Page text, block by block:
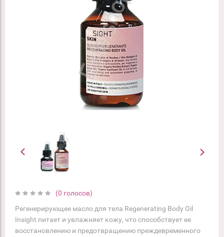
(0 голосов)
Регенерирующее масло для тела Regenerating Body Oil
Insight питает и увлажняет кожу, что способствует ее
восстановлению и предотвращению преждевременного